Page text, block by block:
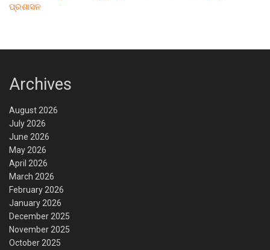
ପ୍ରଶାସନ
Archives
August 2026
July 2026
June 2026
May 2026
April 2026
March 2026
February 2026
January 2026
December 2025
November 2025
October 2025